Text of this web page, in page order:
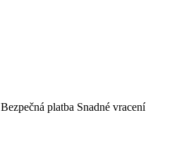
Bezpečná platba Snadné vracení